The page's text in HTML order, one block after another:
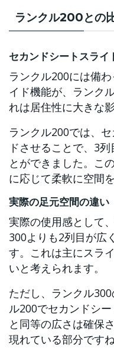
ランクル200との
セカンドシートスライ
ランクル200には備
イド機能が、ランク
れは居住性に大きな
ランクル200では、
ドさせることで、3
とができました。こ
に応じて柔軟に空間
実際の足元空間の違い
実際の使用感として
300よりも2列目が広
す。これは主にスラ
いと考えられます。
ただし、ランクル
ル200でセカンドシ
と同等の広さは確保
現れている部分ですね